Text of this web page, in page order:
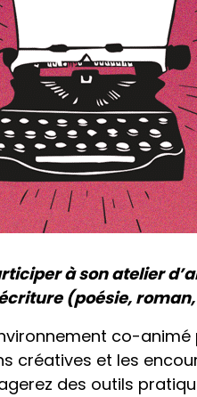
à son atelier
(poésie,
co-
créatives et les
des outils